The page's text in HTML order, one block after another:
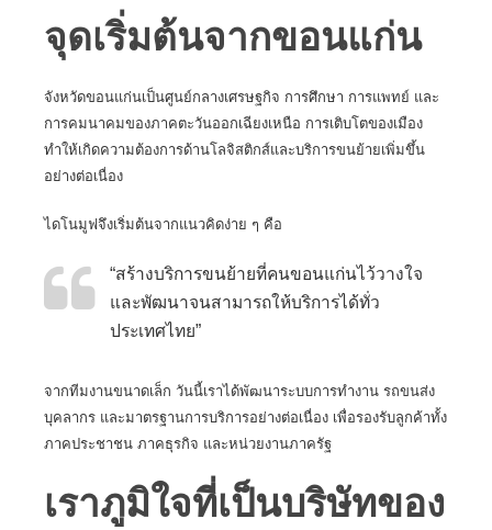
จุดเริ่มต้นจากขอนแก่น
จังหวัดขอนแก่นเป็นศูนย์กลางเศรษฐกิจ การศึกษา การแพทย์ และ
การคมนาคมของภาคตะวันออกเฉียงเหนือ การเติบโตของเมือง
ทำให้เกิดความต้องการด้านโลจิสติกส์และบริการขนย้ายเพิ่มขึ้น
อย่างต่อเนื่อง
ไดโนมูฟจึงเริ่มต้นจากแนวคิดง่าย ๆ คือ
“สร้างบริการขนย้ายที่คนขอนแก่นไว้วางใจ
และพัฒนาจนสามารถให้บริการได้ทั่ว
ประเทศไทย”
จากทีมงานขนาดเล็ก วันนี้เราได้พัฒนาระบบการทำงาน รถขนส่ง
บุคลากร และมาตรฐานการบริการอย่างต่อเนื่อง เพื่อรองรับลูกค้าทั้ง
ภาคประชาชน ภาคธุรกิจ และหน่วยงานภาครัฐ
เราภูมิใจที่เป็นบริษัทของ